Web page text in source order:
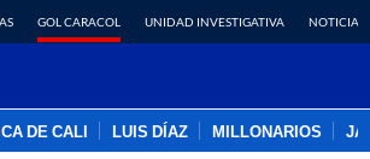
GOL CARACOL UNIDAD INVESTIGATIVA NOTICIAS
DE CALI LUIS DÍAZ MILLONARIOS